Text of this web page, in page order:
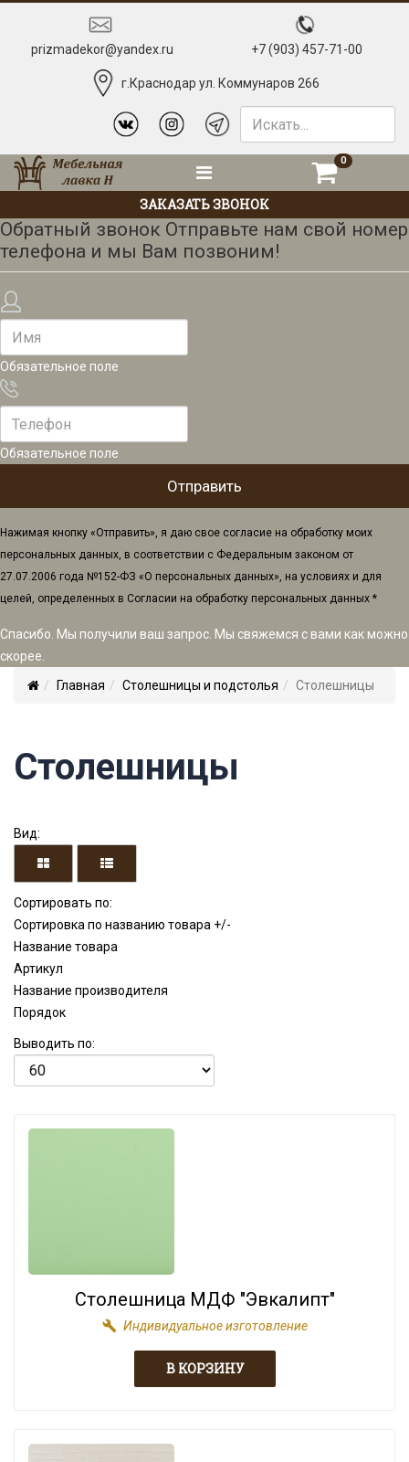
prizmadekor@yandex.ru +7 (903) 457-71-00
г.Краснодар ул. Коммунаров 266
ЗАКАЗАТЬ ЗВОНОК
Обратный звонок Отправьте нам свой номер
телефона и мы Вам позвоним!
Обязательное поле
Обязательное поле
Нажимая кнопку «Отправить», я даю свое согласие на обработку моих
персональных данных, в соответствии с Федеральным законом от
27.07.2006 года №152-ФЗ «О персональных данных», на условиях и для
целей, определенных в Согласии на обработку персональных данных *
Спасибо. Мы получили ваш запрос. Мы свяжемся с вами как можно
скорее.
0
Главная Столешницы и подстолья Столешницы
Столешницы
Вид:
Сортировать по:
Сортировка по названию товара +/-
Название товара
Артикул
Название производителя
Порядок
Выводить по:
Столешница МДФ "Эвкалипт"
build Индивидуальное изготовление